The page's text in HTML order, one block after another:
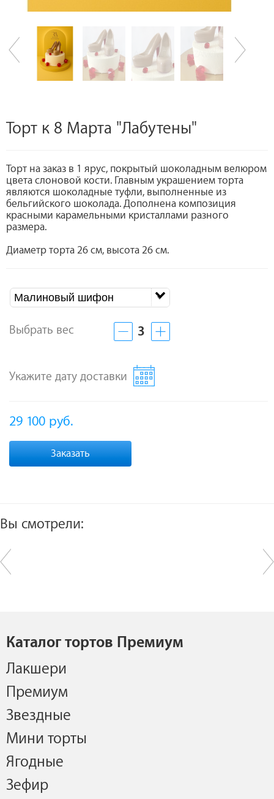
Торт к 8 Марта "Лабутены"
Торт на заказ в 1 ярус, покрытый шоколадным велюром
цвета слоновой кости. Главным украшением торта
являются шоколадные туфли, выполненные из
бельгийского шоколада. Дополнена композиция
красными карамельными кристаллами разного
размера.
Диаметр торта 26 см, высота 26 см.
Малиновый шифон
Выбрать вес 3
Укажите дату доставки
29 100 руб.
Заказать
Вы смотрели:
Каталог тортов Премиум
Лакшери
Премиум
Звездные
Мини торты
Ягодные
Зефир